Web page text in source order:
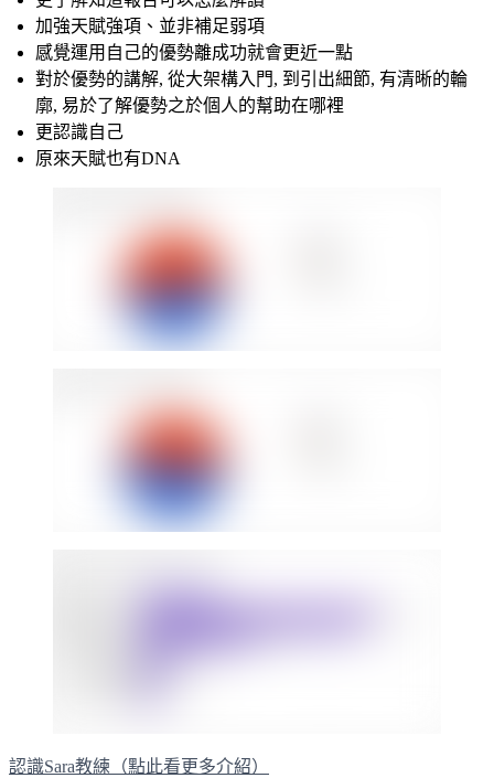
加強天賦強項、並非補足弱項
感覺運用自己的優勢離成功就會更近一點
對於優勢的講解, 從大架構入門, 到引出細節, 有清晰的輪
廓, 易於了解優勢之於個人的幫助在哪裡
更認識自己
原來天賦也有DNA
認識Sara教練（點此看更多介紹）